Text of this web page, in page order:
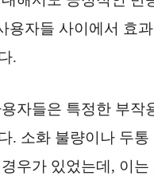
용자들 사이에서 효
.
자들은 특정한 부작
. 소화 불량이나 두통
우가 있었는데, 이는